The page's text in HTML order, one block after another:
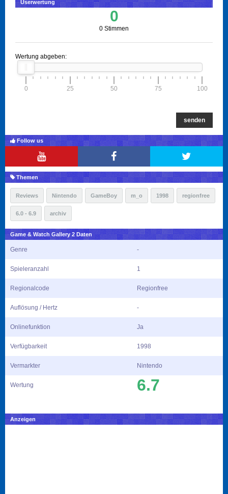
Userwertung
0
0 Stimmen
Wertung abgeben:
0 25 50 75 100
senden
Follow us
Themen
Reviews Nintendo GameBoy m_o 1998 regionfree
6.0 - 6.9 archiv
Game & Watch Gallery 2 Daten
Genre -
Spieleranzahl 1
Regionalcode Regionfree
Auflösung / Hertz -
Onlinefunktion Ja
Verfügbarkeit 1998
Vermarkter Nintendo
Wertung 6.7
Anzeigen